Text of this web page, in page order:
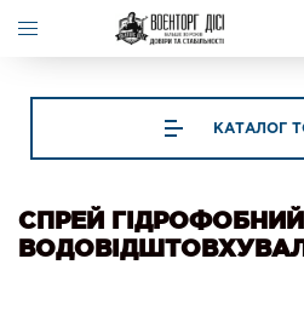
КАТАЛОГ
СПРЕЙ ГІДРОФОБНИЙ